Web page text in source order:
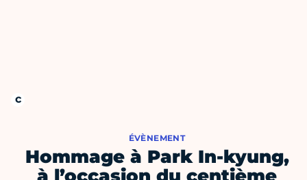
ÉVÈNEMENT
Hommage à Park In-kyung,